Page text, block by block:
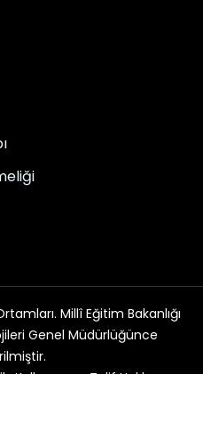
Millî Eğitim Bakanlığı
Genel Müdürlüğünce
Kullanım ve Telif Hakları